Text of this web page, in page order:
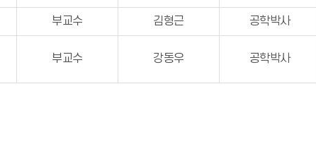
부교수 김형근 공학박사
부교수 강동우 공학박사